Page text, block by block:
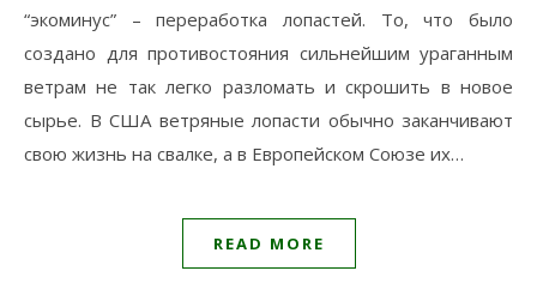
“экоминус” – переработка лопастей. То, что было
создано для противостояния сильнейшим ураганным
ветрам не так легко разломать и скрошить в новое
сырье. В США ветряные лопасти обычно заканчивают
свою жизнь на свалке, а в Европейском Союзе их…
READ MORE